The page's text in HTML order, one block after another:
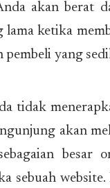
akan berat
ketika
pembeli yang
tidak
akan
besar
sebuah